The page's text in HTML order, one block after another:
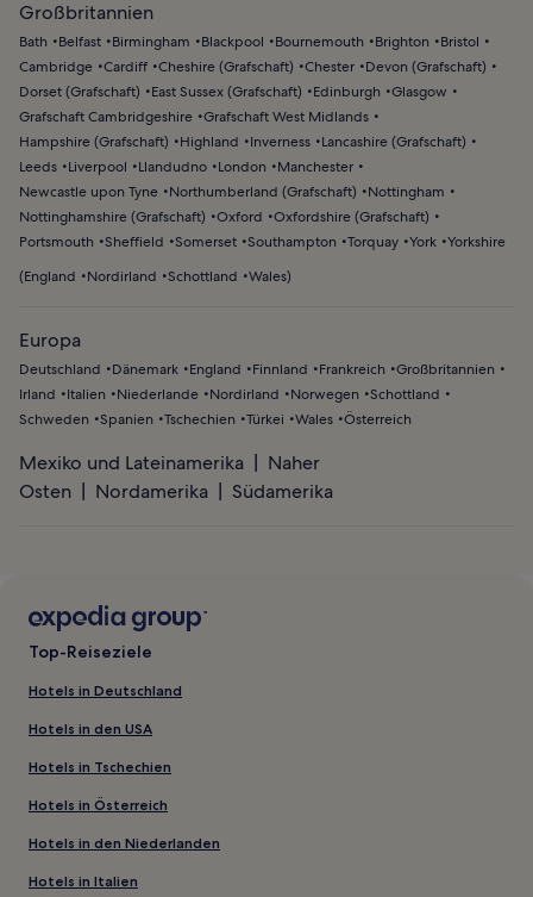
Großbritannien
Bath Belfast Birmingham Blackpool Bournemouth Brighton
Bristol
Cambridge Cardiff Cheshire (Grafschaft) Chester
Devon (Grafschaft)
Dorset (Grafschaft)
East Sussex (Grafschaft) Edinburgh
Glasgow
Grafschaft Cambridgeshire Grafschaft West Midlands
Hampshire (Grafschaft)
Highland Inverness
Lancashire (Grafschaft)
Leeds
Liverpool Llandudno London
Manchester
Newcastle upon Tyne
Northumberland (Grafschaft)
Nottingham
Nottinghamshire (Grafschaft)
Oxford
Oxfordshire (Grafschaft)
Portsmouth
Sheffield Somerset Southampton Torquay York Yorkshire
(England Nordirland Schottland Wales)
Europa
Deutschland Dänemark England Finnland Frankreich
Großbritannien
Irland
Italien Niederlande Nordirland Norwegen
Schottland
Schweden
Spanien Tschechien Türkei Wales Österreich
Mexiko und Lateinamerika
Naher
Osten
Nordamerika Südamerika
Top-Reiseziele
Hotels in Deutschland
Hotels in den USA
Hotels in Tschechien
Hotels in Österreich
Hotels in den Niederlanden
Hotels in Italien